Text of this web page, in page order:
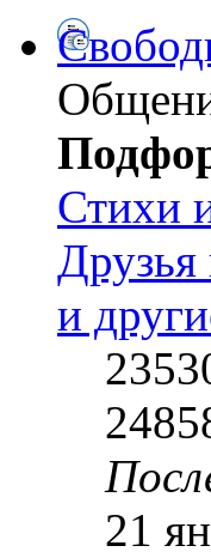
Стихи
и
21